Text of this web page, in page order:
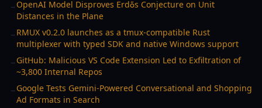
→ OpenAI Model Disproves Erdős Conjecture on Unit
Distances in the Plane
→ RMUX v0.2.0 launches as a tmux-compatible Rust
multiplexer with typed SDK and native Windows support
→ GitHub: Malicious VS Code Extension Led to Exfiltration of
~3,800 Internal Repos
→ Google Tests Gemini-Powered Conversational and Shopping
Ad Formats in Search